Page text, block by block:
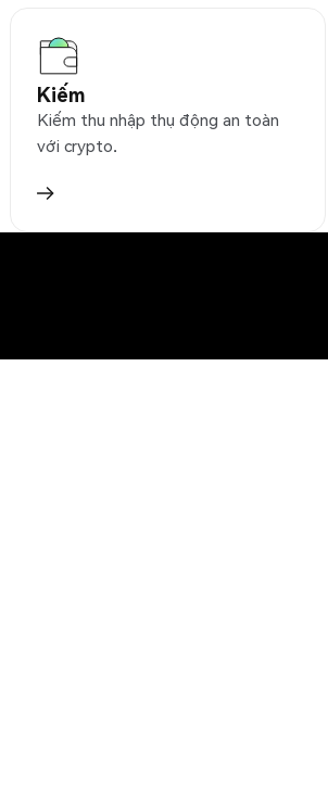
Kiếm
Kiếm thu nhập thụ động an toàn
với crypto.